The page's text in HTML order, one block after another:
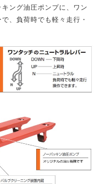
ング油圧ポンプに、ワン
、負荷時でも軽々走行・